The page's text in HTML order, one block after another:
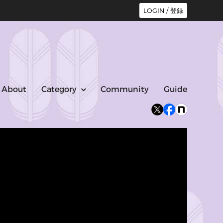
LOGIN / 登録
About Category Community Guide